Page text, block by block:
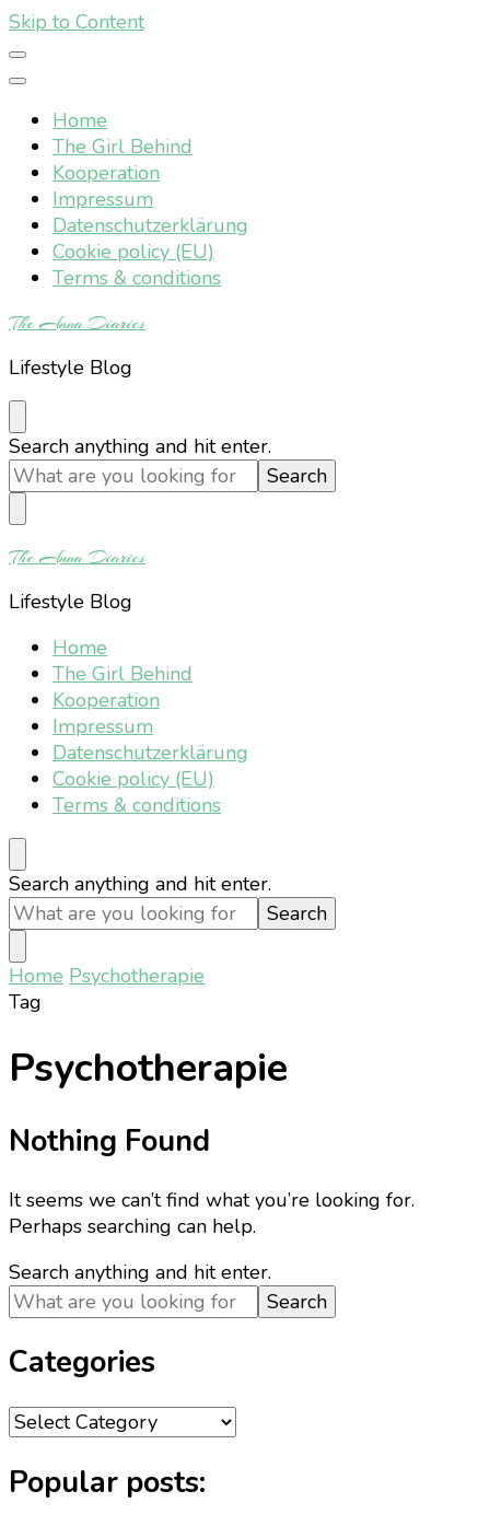
Skip to Content
Home
The Girl Behind
Kooperation
Impressum
Datenschutzerklärung
Cookie policy (EU)
Terms & conditions
The Anna Diaries
Lifestyle Blog
Looking
for
Something?
Search anything and hit enter.
The Anna Diaries
Lifestyle Blog
Home
The Girl Behind
Kooperation
Impressum
Datenschutzerklärung
Cookie policy (EU)
Terms & conditions
Looking
for
Something?
Search anything and hit enter.
Home Psychotherapie
Tag
Psychotherapie
Nothing Found
It seems we can’t find what you’re looking for.
Perhaps searching can help.
Looking
for
Something?
Search anything and hit enter.
Categories
Categories
Popular posts: